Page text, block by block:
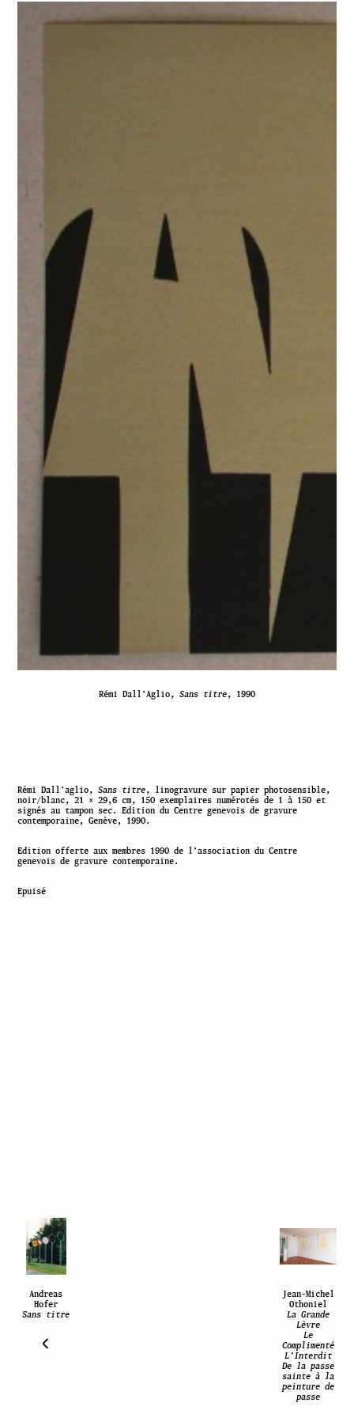
Rémi Dall’Aglio, Sans titre, 1990
Rémi Dall’aglio,Sans titre, linogravure sur papier photosensible,
noir/blanc, 21 × 29,6 cm, 150 exemplaires numérotés de 1 à 150 et
signés au tampon sec. Edition du Centre genevois de gravure
contemporaine, Genève, 1990.
Edition offerte aux membres 1990 de l’association du Centre
genevois de gravure contemporaine.
Epuisé
Andreas
Hofer
Sans titre
Jean-Michel
Othoniel
La Grande
Lèvre
Le
Complimenté
L’Interdit
De la passe
sainte à la
peinture de
passe